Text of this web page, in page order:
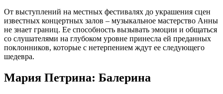
От выступлений на местных фестивалях до украшения сцен
известных концертных залов – музыкальное мастерство Анны
не знает границ. Ее способность вызывать эмоции и общаться
со слушателями на глубоком уровне принесла ей преданных
поклонников, которые с нетерпением ждут ее следующего
шедевра.
Мария Петрина: Балерина